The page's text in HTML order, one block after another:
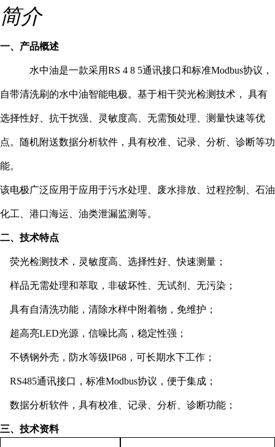
简介
一、产品概述
水中油是一款采用RS 4 8 5通讯接口和标准Modbus协议，
自带清洗刷的水中油智能电极。基于相干荧光检测技术， 具有
选择性好、抗干扰强、灵敏度高、无需预处理、测量快速等优
点。随机附送数据分析软件，具有校准、记录、分析、诊断等功
能。
该电极广泛应用于应用于污水处理、废水排放、过程控制、石油
化工、港口海运、油类泄漏监测等。
二、技术特点
荧光检测技术，灵敏度高、选择性好、快速测量；
样品无需处理和萃取，非破坏性、无试剂、无污染；
具有自清洗功能，清除水样中附着物，免维护；
超高亮LED光源，信噪比高，稳定性强；
不锈钢外壳，防水等级IP68 ，可长期水下工作；
RS485通讯接口，标准Modbus协议，便于集成；
数据分析软件，具有校准、记录、分析、诊断功能；
三、技术资料